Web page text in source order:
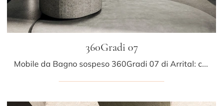
360Gradi 07
Mobile da Bagno sospeso 360Gradi 07 di Arrital: clicca e scopri di più su mobili bagno sospesi in legno e elementi accessori della marca.